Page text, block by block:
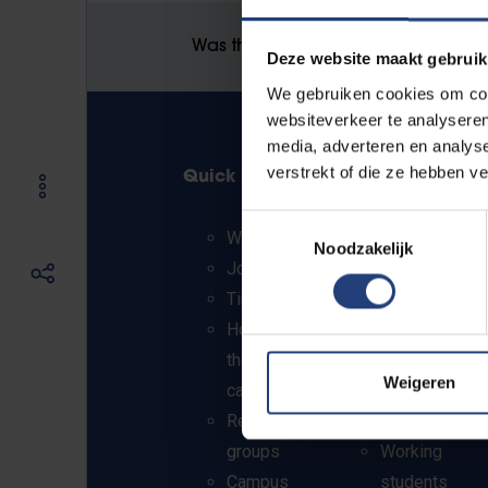
Deze website maakt
We gebruiken cookies om
websiteverkeer te
media, adverteren en
verstrekt of die ze hebben
Noodzakelijk
Weigeren
Was there an error on this page?
Quick links
Webmail
Jobs
Timetables
How to get to
the VUB
campuses
Research
groups
Campus
Info for
Press
Students
Staff
PhD students
Teachers and
secondary
schools
Working
students